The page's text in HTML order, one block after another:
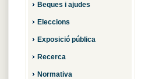
Beques i ajudes
Eleccions
Exposició pública
Recerca
Normativa